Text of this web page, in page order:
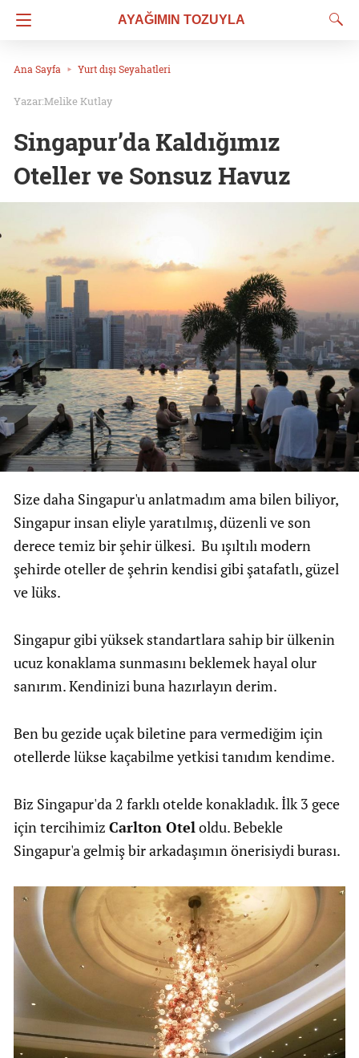
AYAĞIMIN TOZUYLA
Ana Sayfa Yurt dışı Seyahatleri
Melike Kutlay
Singapur’da Kaldığımız
Oteller ve Sonsuz Havuz
Size daha Singapur'u anlatmadım ama bilen biliyor,
Singapur insan eliyle yaratılmış, düzenli ve son
derece temiz bir şehir ülkesi. Bu ışıltılı modern
şehirde oteller de şehrin kendisi gibi şatafatlı, güzel
ve lüks.
Singapur gibi yüksek standartlara sahip bir ülkenin
ucuz konaklama sunmasını beklemek hayal olur
sanırım. Kendinizi buna hazırlayın derim.
Ben bu gezide uçak biletine para vermediğim için
otellerde lükse kaçabilme yetkisi tanıdım kendime.
Biz Singapur'da 2 farklı otelde konakladık. İlk 3 gece
için tercihimiz Carlton Oteloldu. Bebekle
Singapur'a gelmiş bir arkadaşımın önerisiydi burası.